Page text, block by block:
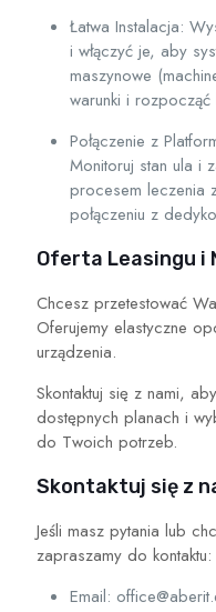
Łatwa Instalacja:
i włączyć je, aby
maszynowe
warunki i rozpocząć
Połączenie z
Monitoruj stan ula i
procesem leczenia
połączeniu z
Oferta Leasingu i
Chcesz przetestować
Oferujemy elastyczne
urządzenia.
Skontaktuj się z nami,
dostępnych planach i
do Twoich potrzeb.
Skontaktuj się z
Jeśli masz pytania lub
zapraszamy do kontaktu:
Email: